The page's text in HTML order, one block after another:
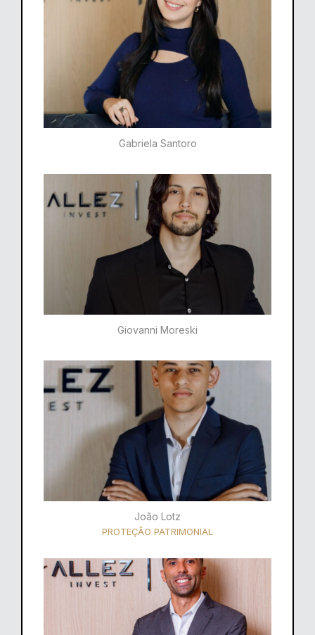
Gabriela Santoro​
Giovanni Moreski
João Lotz
PROTEÇÃO PATRIMONIAL